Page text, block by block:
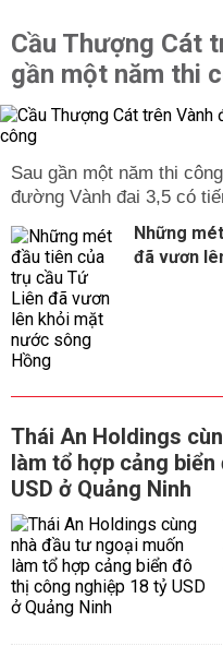
Cầu Thượng Cát
gần một năm thi
Sau gần một năm thi
đường Vành đai 3,5 có
Những
đã vươn
Thái An Holdings
làm tổ hợp cảng
USD ở Quảng Ninh